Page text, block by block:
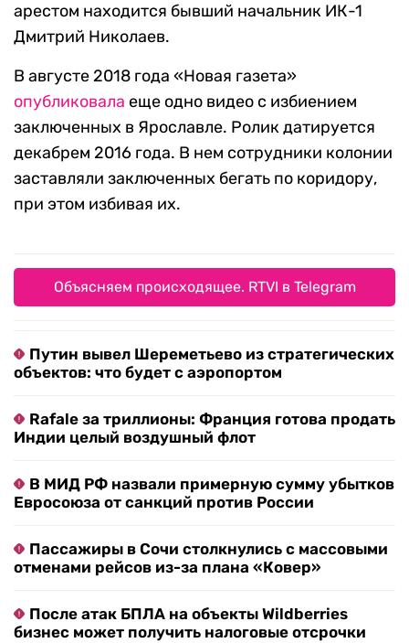
арестом находится бывший начальник ИК-1
Дмитрий Николаев.
В августе 2018 года «Новая газета»
опубликовала еще одно видео с избиением
заключенных в Ярославле. Ролик датируется
декабрем 2016 года. В нем сотрудники колонии
заставляли заключенных бегать по коридору,
при этом избивая их.
Объясняем происходящее. RTVI в Telegram
Путин вывел Шереметьево из стратегических
объектов: что будет с аэропортом
Rafale за триллионы: Франция готова продать
Индии целый воздушный флот
В МИД РФ назвали примерную сумму убытков
Евросоюза от санкций против России
Пассажиры в Сочи столкнулись с массовыми
отменами рейсов из-за плана «Ковер»
После атак БПЛА на объекты Wildberries
бизнес может получить налоговые отсрочки